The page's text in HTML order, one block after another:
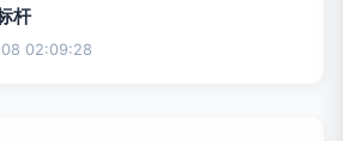
杆
02:09:28